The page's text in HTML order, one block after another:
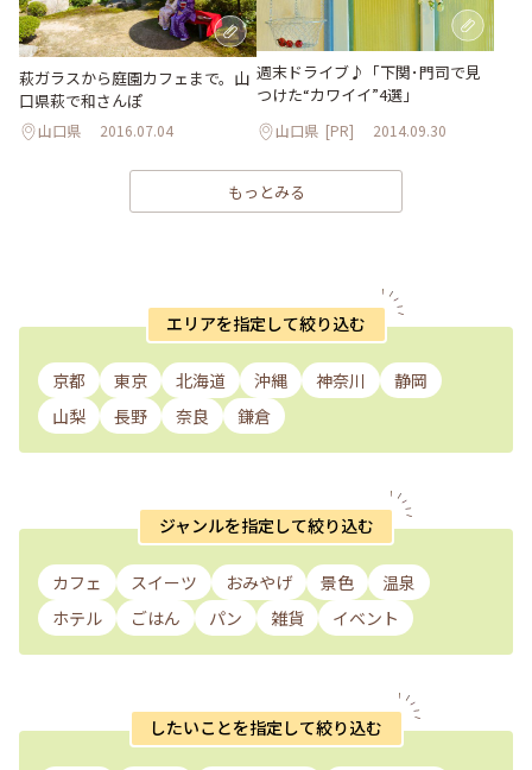
萩ガラスから庭園カフェまで。山
口県萩で和さんぽ
山口県 2016.07.04
週末ドライブ♪「下関･門司で見
つけた“カワイイ”4選」
山口県 [PR] 2014.09.30
もっとみる
エリアを指定して絞り込む
京都 東京 北海道 沖縄 神奈川
静岡
山梨
長野 奈良 鎌倉
ジャンルを指定して絞り込む
カフェ スイーツ おみやげ 景色
温泉
ホテル
ごはん パン 雑貨 イベント
したいことを指定して絞り込む